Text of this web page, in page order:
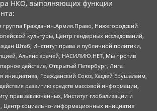
НКО, выполняющих функции
группа Гражданин.Армия.Право, Нижегородский
культуры, Центр гендерных исследований,
Штаб, Институт права и публичной политики,
Альянс врачей, НАСИЛИЮ.НЕТ, Мы против
действие, Открытый Петербург, Лига
инициатива, Гражданский Союз, Хасдей Ерушалаим,
развитию средств массовой информации,
прав заключенных, Институт глобализации и
Центр социально-информационных инициатив